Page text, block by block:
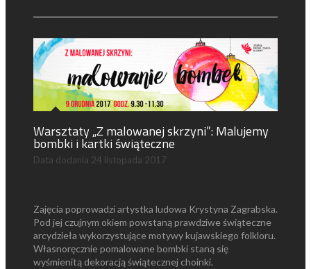
Warsztaty „Z malowanej skrzyni”: Malujemy
bombki i kartki świąteczne
Data dodania 24 listopada 2017
Zajęcia poprowadzi artystka ludowa Krystyna Zagrabska.
Pod jej czujnym okiem powstaną prawdziwe świąteczne
arcydzieła wykorzystujące motywy kujawskiego folkloru.
Własnoręcznie pomalowane bombki staną się
wyśmienitą dekoracją świątecznej choinki.